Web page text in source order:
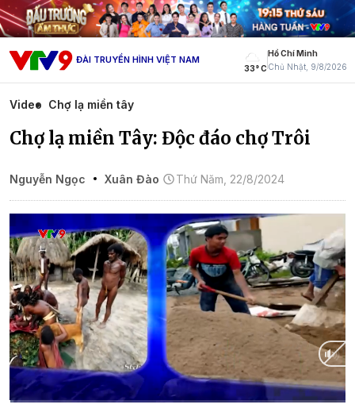
ĐÀI TRUYỀN HÌNH VIỆT NAM
33° C
Hồ Chí Minh
Chủ Nhật, 9/8/2026
Video Chợ lạ miền tây
Chợ lạ miền Tây: Độc đáo chợ Trôi
Nguyễn Ngọc Xuân Đào Thứ Năm, 22/8/2024